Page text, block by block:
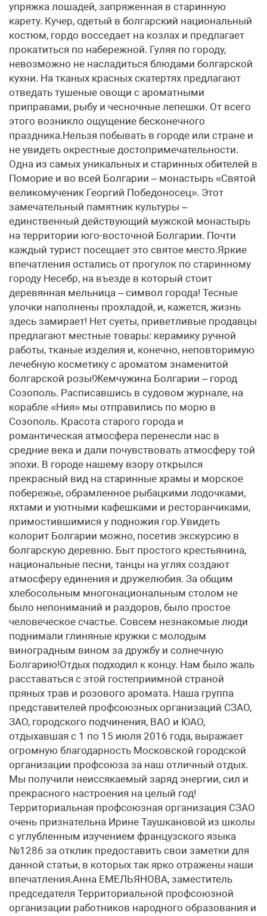
упряжка лошадей, запряженная в старинную
карету. Кучер, одетый в болгарский национальный
костюм, гордо восседает на козлах и предлагает
прокатиться по набережной. Гуляя по городу,
невозможно не насладиться блюдами болгарской
кухни. На тканых красных скатертях предлагают
отведать тушеные овощи с ароматными
приправами, рыбу и чесночные лепешки. От всего
этого возникло ощущение бесконечного
праздника.Нельзя побывать в городе или стране и
не увидеть окрестные достопримечательности.
Одна из самых уникальных и старинных обителей в
Поморие и во всей Болгарии – монастырь «Святой
великомученик Георгий Победоносец». Этот
замечательный памятник культуры –
единственный действующий мужской монастырь
на территории юго-восточной Болгарии. Почти
каждый турист посещает это святое место.Яркие
впечатления остались от прогулок по старинному
городу Несебр, на въезде в который стоит
деревянная мельница – символ города! Тесные
улочки наполнены прохладой, и, кажется, жизнь
здесь замирает! Нет суеты, приветливые продавцы
предлагают местные товары: керамику ручной
работы, тканые изделия и, конечно, неповторимую
лечебную косметику с ароматом знаменитой
болгарской розы!Жемчужина Болгарии – город
Созополь. Расписавшись в судовом журнале, на
корабле «Ния» мы отправились по морю в
Созополь. Красота старого города и
романтическая атмосфера перенесли нас в
средние века и дали почувствовать атмосферу той
эпохи. В городе нашему взору открылся
прекрасный вид на старинные храмы и морское
побережье, обрамленное рыбацкими лодочками,
яхтами и уютными кафешками и ресторанчиками,
примостившимися у подножия гор.Увидеть
колорит Болгарии можно, посетив экскурсию в
болгарскую деревню. Быт простого крестьянина,
национальные песни, танцы на углях создают
атмосферу единения и дружелюбия. За общим
хлебосольным многонациональным столом не
было непониманий и раздоров, было простое
человеческое счастье. Совсем незнакомые люди
поднимали глиняные кружки с молодым
виноградным вином за дружбу и солнечную
Болгарию!Отдых подходил к концу. Нам было жаль
расставаться с этой гостеприимной страной
пряных трав и розового аромата. Наша группа
представителей профсоюзных организаций СЗАО,
ЗАО, городского подчинения, ВАО и ЮАО,
отдыхавшая с 1 по 15 июля 2016 года, выражает
огромную благодарность Московской городской
организации профсоюза за наш отличный отдых.
Мы получили неиссякаемый заряд энергии, сил и
прекрасного настроения на целый год!
Территориальная профсоюзная организация СЗАО
очень признательна Ирине Таушкановой из школы
с углубленным изучением французского языка
№1286 за отклик предоставить свои заметки для
данной статьи, в которых так ярко отражены наши
впечатления.Анна ЕМЕЛЬЯНОВА, заместитель
председателя Территориальной профсоюзной
организации работников народного образования и